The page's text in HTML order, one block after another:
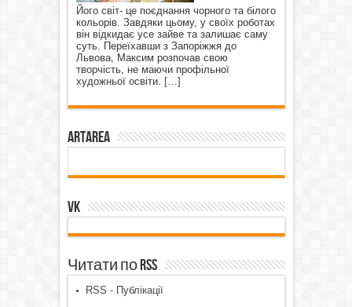
Його світ- це поєднання чорного та білого
кольорів. Завдяки цьому, у своїх роботах
він відкидає усе зайве та залишає саму
суть. Переїхавши з Запоріжжя до
Львова, Максим розпочав свою
творчість, не маючи профільної
художньої освіти.
[…]
ArtArea
VK
Читати по RSS
RSS - Публікації